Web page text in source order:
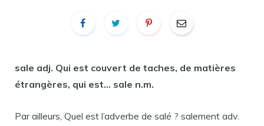
sale adj. Qui est couvert de taches, de matières
étrangères, qui est… sale n.m.
Par ailleurs, Quel est l’adverbe de salé ? salement adv.